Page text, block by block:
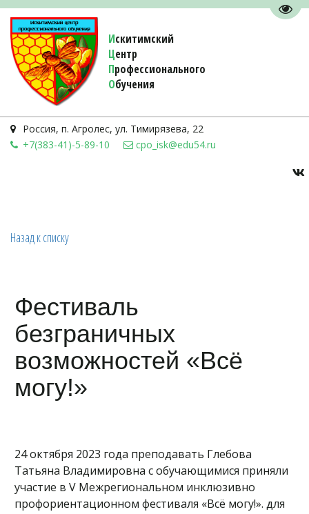
Искитимский
Центр
Профессионального
Обучения
Россия, п. Агролес, ул. Тимирязева, 22
+7(383-41)-5-89-10
cpo_isk@edu54.ru
Назад к списку
Фестиваль
безграничных
возможностей «Всё
могу!»
24 октября 2023 года преподавать Глебова
Татьяна Владимировна с обучающимися приняли
участие в V Межрегиональном инклюзивно
профориентационном фестиваля «Всё могу!». для